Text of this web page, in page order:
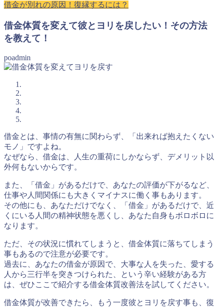
借金が別れの原因！復縁するには？
借金体質を変えて彼とヨリを戻したい！その方法
を教えて！
poadmin
借金とは、事情の有無に関わらず、「出来れば抱えたくない
モノ」ですよね。
なぜなら、借金は、人生の重荷にしかならず、デメリット以
外何もないからです。
また、「借金」があるだけで、あなたの評価が下がるなど、
仕事や人間関係にも大きくマイナスに働く事もあります。
その他にも、あなただけでなく、「借金」があるだけで、近
くにいる人間の精神状態を悪くし、あなた自身もボロボロに
なります。
ただ、その状況に慣れてしまうと、借金体質に落ちてしまう
事もあるので注意が必要です。
過去に、あなたの借金が原因で、大事な人を失った、愛する
人から三行半を突きつけられた、という辛い経験がある方
は、ぜひここで紹介する借金体質改善法を試してください。
借金体質が改善できたら、もう一度彼とヨリを戻す事も、復